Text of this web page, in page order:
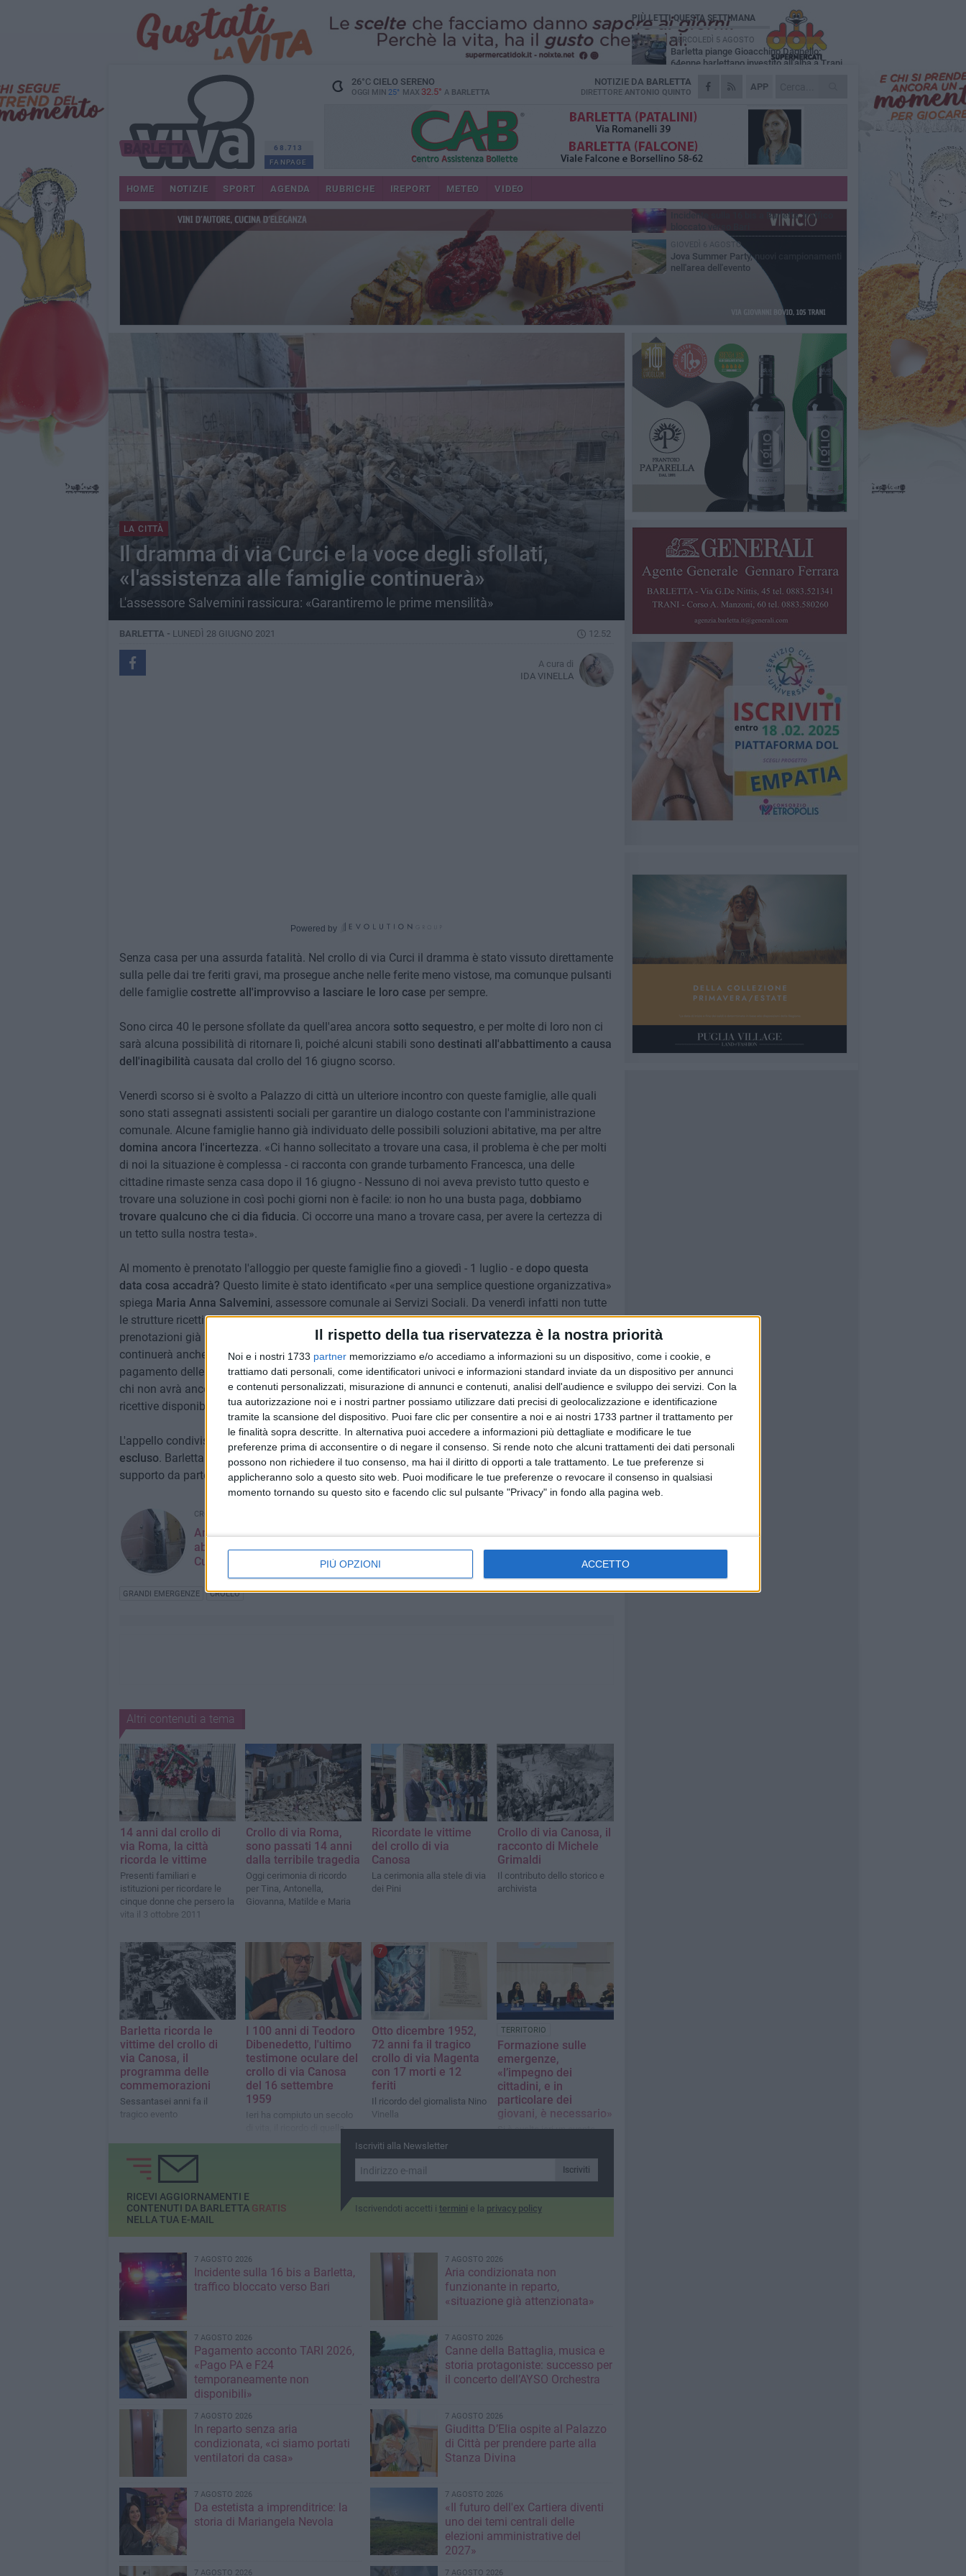
Il rispetto della tua riservatezza è la nostra priorità
Noi e i nostri 1733 partner memorizziamo e/o accediamo a informazioni su un dispositivo, come i cookie, e
trattiamo dati personali, come identificatori univoci e informazioni standard inviate da un dispositivo per annunci
e contenuti personalizzati, misurazione di annunci e contenuti, analisi dell'audience e sviluppo dei servizi. Con la
tua autorizzazione noi e i nostri partner possiamo utilizzare dati precisi di geolocalizzazione e identificazione
tramite la scansione del dispositivo. Puoi fare clic per consentire a noi e ai nostri 1733 partner il trattamento per
le finalità sopra descritte. In alternativa puoi accedere a informazioni più dettagliate e modificare le tue
preferenze prima di acconsentire o di negare il consenso. Si rende noto che alcuni trattamenti dei dati personali
possono non richiedere il tuo consenso, ma hai il diritto di opporti a tale trattamento. Le tue preferenze si
applicheranno solo a questo sito web. Puoi modificare le tue preferenze o revocare il consenso in qualsiasi
momento tornando su questo sito e facendo clic sul pulsante "Privacy" in fondo alla pagina web.
PIÙ OPZIONI ACCETTO
68.713
FANPAGE
26°CCIELO SERENO
OGGI MIN 25° MAX 32.5° A BARLETTA
APP
NOTIZIE DA BARLETTA
DIRETTORE ANTONIO QUINTO
HOME NOTIZIE SPORT AGENDA RUBRICHE IREPORT METEO VIDEO
LA CITTÀ
Il dramma di via Curci e la voce degli sfollati,
«l'assistenza alle famiglie continuerà»
L'assessore Salvemini rassicura: «Garantiremo le prime mensilità»
BARLETTA - LUNEDÌ 28 GIUGNO 2021 12.52
A cura di
IDA VINELLA
Powered by
Senza casa per una assurda fatalità. Nel crollo di via Curci il dramma è stato vissuto direttamente
sulla pelle dai tre feriti gravi, ma prosegue anche nelle ferite meno vistose, ma comunque pulsanti
delle famiglie costrette all'improvviso a lasciare le loro case per sempre.
Sono circa 40 le persone sfollate da quell'area ancora sotto sequestro, e per molte di loro non ci
sarà alcuna possibilità di ritornare lì, poiché alcuni stabili sono destinati all'abbattimento a causa
dell'inagibilità causata dal crollo del 16 giugno scorso.
Venerdì scorso si è svolto a Palazzo di città un ulteriore incontro con queste famiglie, alle quali
sono stati assegnati assistenti sociali per garantire un dialogo costante con l'amministrazione
comunale. Alcune famiglie hanno già individuato delle possibili soluzioni abitative, ma per altre
domina ancora l'incertezza. «Ci hanno sollecitato a trovare una casa, il problema è che per molti
di noi la situazione è complessa - ci racconta con grande turbamento Francesca, una delle
cittadine rimaste senza casa dopo il 16 giugno - Nessuno di noi aveva previsto tutto questo e
trovare una soluzione in così pochi giorni non è facile: io non ho una busta paga, dobbiamo
trovare qualcuno che ci dia fiducia. Ci occorre una mano a trovare casa, per avere la certezza di
un tetto sulla nostra testa».
Al momento è prenotato l'alloggio per queste famiglie fino a giovedì - 1 luglio - e dopo questa
data cosa accadrà? Questo limite è stato identificato «per una semplice questione organizzativa»
spiega Maria Anna Salvemini, assessore comunale ai Servizi Sociali. Da venerdì infatti non tutte
le strutture ricettive sono state in grado di vincolare la propria disponibilità per via delle
prenotazioni già in essere di turisti e viaggiatori. «L'assistenza da parte del Comune alle famiglie
continuerà anche dal 2 luglio in poi» assicura l'assessore, che ribadisce: «Garantiremo il
pagamento delle prime tre mensilità di fitto e le spese necessarie per sostenere l'emergenza, ma a
chi non avrà ancora individuato una soluzione, continueremo a provvedere attraverso le strutture
ricettive disponibili».
L'appello condiviso è di garantire a queste sfortunate famiglie una casa.
Per tutti, nessuno
escluso. Barletta ha sempre dimostrato grandi slanci di solidarietà in occasioni del genere: il
supporto da parte di chiunque possa fornire un supporto sarà sicuramente apprezzato.
CRONACA
Ancora sequestrate le
abitazioni del crollo di via
Curci a Barletta
Crollo via Curci, il sindaco
incontra le famiglie sfollate
GRANDI EMERGENZE CROLLO
Altri contenuti a tema
14 anni dal crollo di
via Roma, la città
ricorda le vittime
Presenti familiari e
istituzioni per ricordare le
cinque donne che persero la
vita il 3 ottobre 2011
Crollo di via Roma,
sono passati 14 anni
dalla terribile tragedia
Oggi cerimonia di ricordo
per Tina, Antonella,
Giovanna, Matilde e Maria
Ricordate le vittime
del crollo di via
Canosa
La cerimonia alla stele di via
dei Pini
Crollo di via Canosa, il
racconto di Michele
Grimaldi
Il contributo dello storico e
archivista
Barletta ricorda le
vittime del crollo di
via Canosa, il
programma delle
commemorazioni
Sessantasei anni fa il
tragico evento
I 100 anni di Teodoro
Dibenedetto, l'ultimo
testimone oculare del
crollo di via Canosa
del 16 settembre
1959
Ieri ha compiuto un secolo
di vita, il ricordo di quella
tragedia è ancora vivo nella
7
Otto dicembre 1952,
72 anni fa il tragico
crollo di via Magenta
con 17 morti e 12
feriti
Il ricordo del giornalista Nino
Vinella
TERRITORIO
Formazione sulle
emergenze,
«l’impegno dei
cittadini, e in
particolare dei
giovani, è necessario»
Si è svolto ieri un evento
radiologico e nucleare
Iscriviti alla Newsletter
Iscriviti
Iscrivendoti accetti i termini e la privacy policy
RICEVI AGGIORNAMENTI E
CONTENUTI DA BARLETTA GRATIS
NELLA TUA E-MAIL
7 AGOSTO 2026
Incidente sulla 16 bis a Barletta,
traffico bloccato verso Bari
7 AGOSTO 2026
Aria condizionata non
funzionante in reparto,
«situazione già attenzionata»
7 AGOSTO 2026
Pagamento acconto TARI 2026,
«Pago PA e F24
temporaneamente non
disponibili»
7 AGOSTO 2026
Canne della Battaglia, musica e
storia protagoniste: successo per
il concerto dell’AYSO Orchestra
7 AGOSTO 2026
In reparto senza aria
condizionata, «ci siamo portati
ventilatori da casa»
7 AGOSTO 2026
Giuditta D’Elia ospite al Palazzo
di Città per prendere parte alla
Stanza Divina
7 AGOSTO 2026
Da estetista a imprenditrice: la
storia di Mariangela Nevola
7 AGOSTO 2026
«Il futuro dell'ex Cartiera diventi
uno dei temi centrali delle
elezioni amministrative del
2027»
7 AGOSTO 2026 7 AGOSTO 2026
PIÙ LETTI QUESTA SETTIMANA
MERCOLEDÌ 5 AGOSTO
Barletta piange Gioacchino Dagnello:
64enne barlettano investito all'alba a Trani
GIOVEDÌ 6 AGOSTO
Il ricordo di "Cecco", il benzinaio col
separavano dalla pensione»
MERCOLEDÌ 5 AGOSTO
Jova Summer Party, giovedì mattina
sopralluogo nell'area dell'evento
DOMENICA 2 AGOSTO
Beni confiscati alla mafia. Nasce il servizio
VENERDÌ 7 AGOSTO
Incidente sulla 16 bis a Barletta, traffico
GIOVEDÌ 6 AGOSTO
Jova Summer Party, nuovi campionamenti
nell'area dell'evento